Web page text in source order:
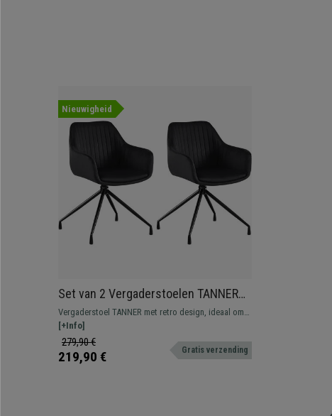
Nieuwigheid
Set van 2 Vergaderstoelen TANNER
Retro Design, Draaibaar met Zwarte
Poten, Zwarte Fluwelen Stof
Vergaderstoel TANNER met retro design, ideaal om
een klassieke sfeer in uw kantoor te creëren.
[+Info]
279,90 €
219,90 € Gratis verzending